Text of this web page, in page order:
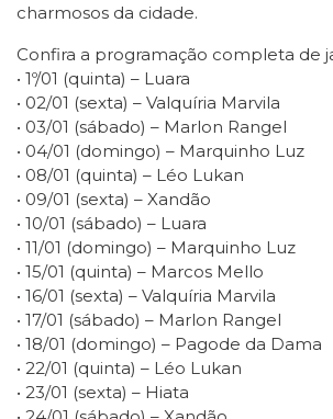
charmosos da cidade.
Confira a programação completa de
• 1º/01 (quinta) – Luara
• 02/01 (sexta) – Valquíria Marvila
• 03/01 (sábado) – Marlon Rangel
• 04/01 (domingo) – Marquinho Luz
• 08/01 (quinta) – Léo Lukan
• 09/01 (sexta) – Xandão
• 10/01 (sábado) – Luara
• 11/01 (domingo) – Marquinho Luz
• 15/01 (quinta) – Marcos Mello
• 16/01 (sexta) – Valquíria Marvila
• 17/01 (sábado) – Marlon Rangel
• 18/01 (domingo) – Pagode da Dama
• 22/01 (quinta) – Léo Lukan
• 23/01 (sexta) – Hiata